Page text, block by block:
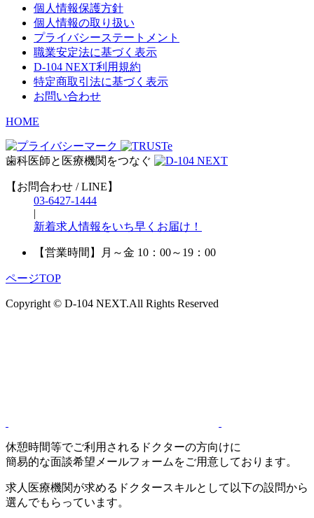
個人情報保護方針
個人情報の取り扱い
プライバシーステートメント
職業安定法に基づく表示
D-104 NEXT利用規約
特定商取引法に基づく表示
お問い合わせ
HOME
歯科医師と医療機関をつなぐ
【お問合わせ / LINE】
03-6427-1444
|
新着求人情報をいち早くお届け！
【営業時間】 月～金 10：00～19：00
ページTOP
Copyright © D-104 NEXT.All Rights Reserved
休憩時間等でご利用されるドクターの方向けに
簡易的な面談希望メールフォームをご用意しております。
求人医療機関が求めるドクタースキルとして以下の設問から
選んでもらっています。